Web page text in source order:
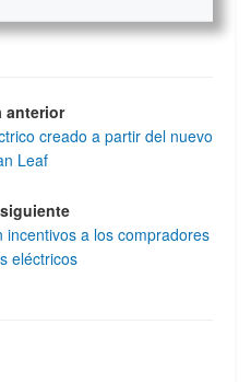
anterior
creado a partir del nuevo
Leaf
incentivos a los compradores
eléctricos